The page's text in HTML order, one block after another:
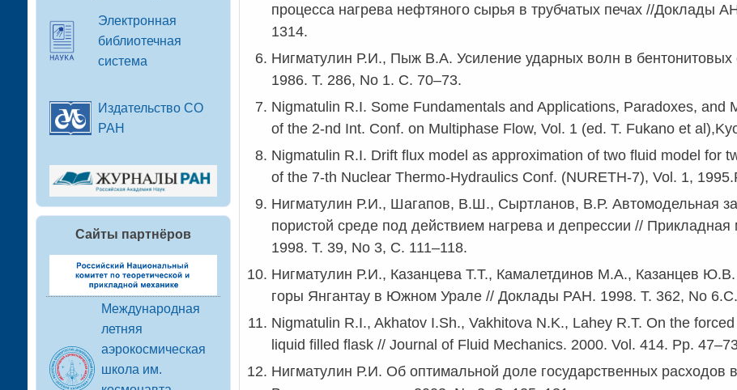
процесса нагрева нефтяного сырья в трубчатых печах //
1314.
Нигматулин Р.И., Пыж В.А. Усиление ударных волн в
1986. Т. 286, No 1. C. 70–73.
Nigmatulin R.I. Some Fundamentals and Applications, Paradoxes, and
of the 2-nd Int. Conf. on Multiphase Flow, Vol. 1 (ed. T. Fukano et
Nigmatulin R.I. Drift flux model as approximation of two fluid model for
of the 7-th Nuclear Thermo-Hydraulics Conf. (NURETH-7), Vol. 1,
Нигматулин Р.И., Шагапов, В.Ш., Сыртланов, В.Р. Автомодельная
пористой среде под действием нагрева и депрессии //
1998. Т. 39, No 3, C. 111–118.
Нигматулин Р.И., Казанцева T.T., Камалетдинов M.A., Казанцев
горы Янгантау в Южном Урале // Доклады РАН. 1998. Т. 362, No
Nigmatulin R.I., Akhatov I.Sh., Vakhitova N.K., Lahey R.T. On the
liquid filled flask // Journal of Fluid Mechanics. 2000. Vol. 414. Pp.
Нигматулин Р.И. Об оптимальной доле государственных расходов
Электронная
библиотечная
система
Издательство СО
РАН
Сайты партнёров
Международная
летняя
аэрокосмическая
школа им.